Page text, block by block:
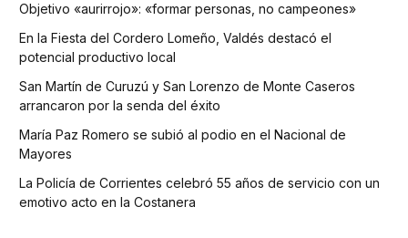
Objetivo «aurirrojo»: «formar personas, no campeones»
En la Fiesta del Cordero Lomeño, Valdés destacó el
potencial productivo local
San Martín de Curuzú y San Lorenzo de Monte Caseros
arrancaron por la senda del éxito
María Paz Romero se subió al podio en el Nacional de
Mayores
La Policía de Corrientes celebró 55 años de servicio con un
emotivo acto en la Costanera